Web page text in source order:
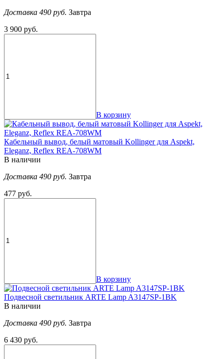
Доставка 490 руб. Завтра
3 900 руб.
В корзину
Кабельный вывод, белый матовый Kollinger для Aspekt,
Eleganz, Reflex REA-708WM
В наличии
Доставка 490 руб. Завтра
477 руб.
В корзину
Подвесной светильник ARTE Lamp A3147SP-1BK
В наличии
Доставка 490 руб. Завтра
6 430 руб.